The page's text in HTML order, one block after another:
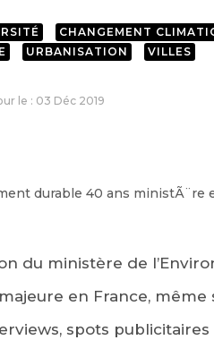
CHANGEMENT
URBANISATION VILLES
le : 03 Déc 2019
du ministère de
en France, même
spots